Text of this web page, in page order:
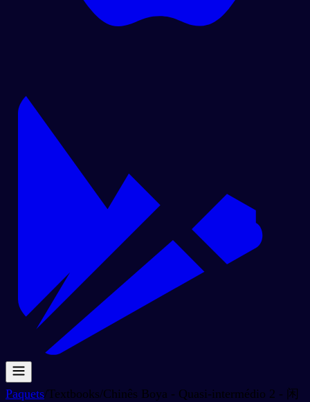
Paquets/Textbooks/Chinês Boya - Quasi-intermédio 2 - 闲